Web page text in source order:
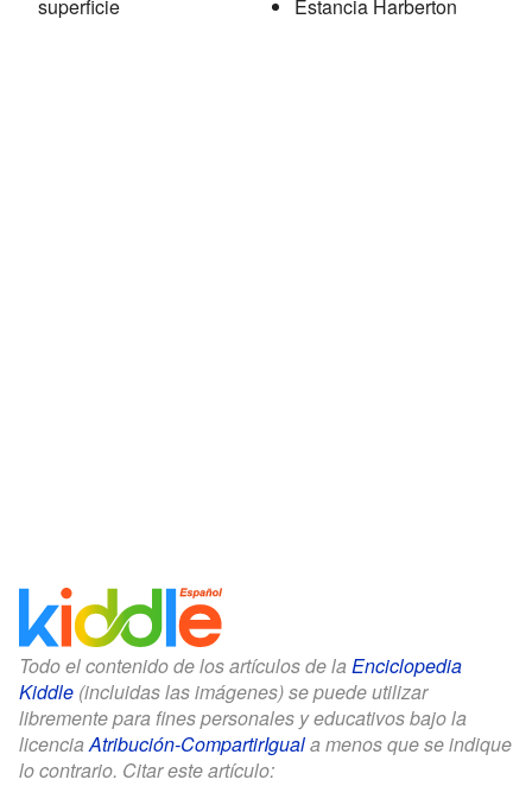
superficie
Estancia Harberton
Todo el contenido de los artículos de la Enciclopedia
Kiddle (incluidas las imágenes) se puede utilizar
libremente para fines personales y educativos bajo la
licenciaAtribución-CompartirIguala menos que se indique
lo contrario. Citar este artículo: